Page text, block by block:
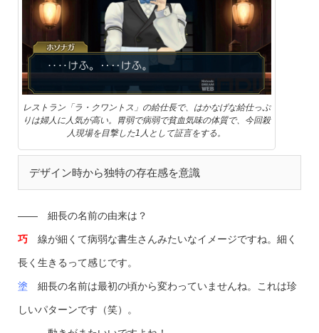
レストラン「ラ・クワントス」の給仕長で、はかなげな給仕っぷ
りは婦人に人気が高い。胃弱で病弱で貧血気味の体質で、今回殺
人現場を目撃した1人として証言をする。
デザイン時から独特の存在感を意識
—— 細長の名前の由来は？
巧線が細くて病弱な書生さんみたいなイメージですね。細く
長く生きるって感じです。
塗 細長の名前は最初の頃から変わっていませんね。これは珍
しいパターンです（笑）。